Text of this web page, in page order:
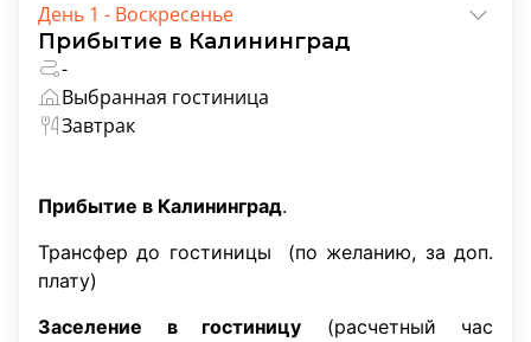
День 1 - Воскресенье
Прибытие в Калининград
-
Выбранная гостиница
Завтрак
Прибытие в Калининград.
Трансфер до гостиницы (по желанию, за доп.
плату)
Заселение в гостиницу (расчетный час